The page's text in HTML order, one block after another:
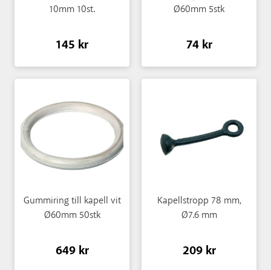
10mm 10st.
145 kr
Ø60mm 5stk
74 kr
Gummiring till kapell vit
Ø60mm 50stk
649 kr
Kapellstropp 78 mm,
Ø7.6 mm
209 kr